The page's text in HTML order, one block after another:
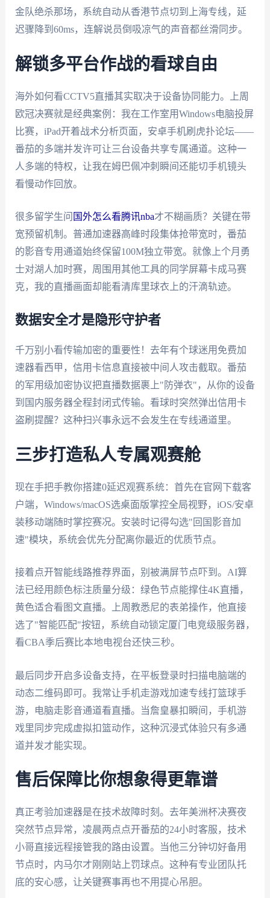
金队绝杀那场，系统自动从香港节点切到上海专线，延
迟骤降到60ms，连解说员倒吸凉气的声音都丝滑同步。
解锁多平台作战的看球自由
海外如何看CCTV5直播其实取决于设备协同能力。上周
欧冠决赛就是经典案例：我在工作室用Windows电脑投屏
比赛，iPad开着战术分析页面，安卓手机刷虎扑论坛——
番茄的多端并发许可让三台设备共享专属通道。这种一
人多端的特权，让我在姆巴佩冲刺瞬间还能切手机镜头
看慢动作回放。
很多留学生问 国外怎么看腾讯nba才不糊画质？关键在带
宽预留机制。普通加速器高峰时段集体抢带宽时，番茄
的影音专用通道始终保留100M独立带宽。就像上个月勇
士对湖人加时赛，周围用其他工具的同学屏幕卡成马赛
克，我的直播画面却能看清库里球衣上的汗滴轨迹。
数据安全才是隐形守护者
千万别小看传输加密的重要性！去年有个球迷用免费加
速器看西甲，信用卡信息直接被中间人攻击截取。番茄
的军用级加密协议把直播数据裹上"防弹衣"，从你的设备
到国内服务器全程封闭式传输。看球时突然弹出信用卡
盗刷提醒？这种扫兴事永远不会发生在专线通道里。
三步打造私人专属观赛舱
现在手把手教你搭建0延迟观赛系统：首先在官网下载客
户端，Windows/macOS选桌面版掌控全局视野，iOS/安卓
装移动端随时掌控赛况。安装时记得勾选"回国影音加
速"模块，系统会优先分配离你最近的优质节点。
接着点开智能线路推荐界面，别被满屏节点吓到。AI算
法已经用颜色标注质量分级：绿色节点能撑住4K直播，
黄色适合看图文直播。上周教悉尼的表弟操作，他直接
选了"智能匹配"按钮，系统自动锁定厦门电竞级服务器，
看CBA季后赛比本地电视台还快三秒。
最后同步开启多设备支持，在平板登录时扫描电脑端的
动态二维码即可。我常让手机走游戏加速专线打篮球手
游，电脑走影音通道看直播。当詹皇暴扣瞬间，手机游
戏里同步完成虚拟扣篮动作，这种沉浸式体验只有多通
道并发才能实现。
售后保障比你想象得更靠谱
真正考验加速器是在技术故障时刻。去年美洲杯决赛夜
突然节点异常，凌晨两点点开番茄的24小时客服，技术
小哥直接远程接管我的路由设置。当他三分钟切好备用
节点时，内马尔才刚刚站上罚球点。这种有专业团队托
底的安心感，让关键赛事再也不用提心吊胆。